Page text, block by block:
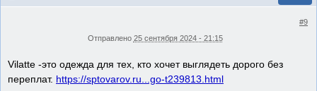
#9
Отправлено 25 сентября 2024 - 21:15
Vilatte -это одежда для тех, кто хочет выглядеть дорого без
переплат. https://sptovarov.ru...go-t239813.html